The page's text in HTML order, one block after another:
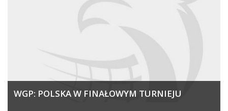
WGP: POLSKA W FINAŁOWYM TURNIEJU